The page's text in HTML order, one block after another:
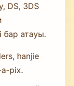
DS, 3DS
бар атауы.
hanjie
pix.